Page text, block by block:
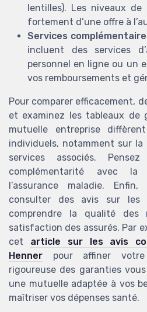
lentilles). Les niveaux de
fortement d’une offre à
Services
incluent des services
personnel en ligne ou un
vos remboursements et
Pour comparer efficacement,
et examinez les tableaux de
mutuelle entreprise
individuels, notamment sur
services associés.
complémentarité avec
l’assurance maladie.
consulter des avis sur les
comprendre la qualité des
satisfaction des assurés. Par
cet article sur les avis
Henner pour affiner
rigoureuse des garanties
une mutuelle adaptée à vos
maîtriser vos dépenses santé.